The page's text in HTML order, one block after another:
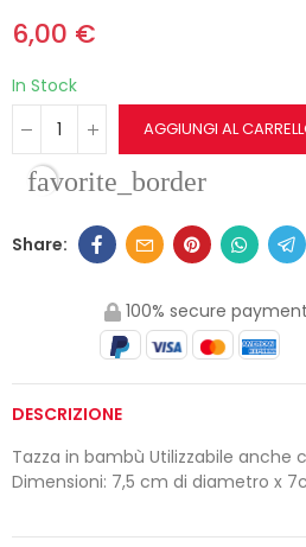
6,00 €
In Stock
AGGIUNGI AL
favorite_border
100% secure
DESCRIZIONE
Tazza in bambù Utilizzabile
Dimensioni: 7,5 cm di diametro x